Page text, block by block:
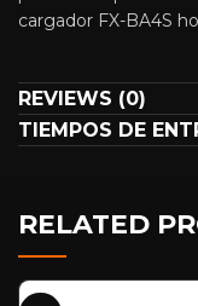
cargador FX-BA4S
REVIEWS (0)
TIEMPOS DE
RELATED